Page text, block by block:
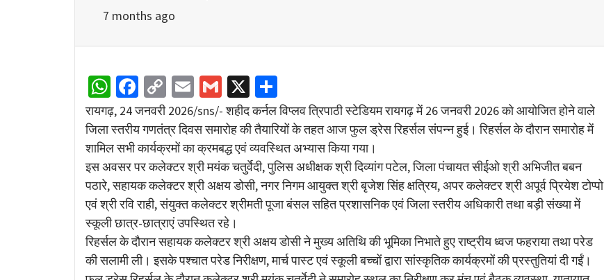
7 months ago
WhatsApp
Facebook
Copy
Link
EmailGmail
X
रायगढ़, 24 जनवरी 2026/sns/- शहीद कर्नल विप्लव त्रिपाठी स्टेडियम रायगढ़ में 26 जनवरी 2026 को आयोजित होने वाले
जिला स्तरीय गणतंत्र दिवस समारोह की तैयारियों के तहत आज फुल ड्रेस रिहर्सल संपन्न हुई। रिहर्सल के दौरान समारोह में
शामिल सभी कार्यक्रमों का क्रमबद्ध एवं व्यवस्थित अभ्यास किया गया।
इस अवसर पर कलेक्टर श्री मयंक चतुर्वेदी, पुलिस अधीक्षक श्री दिव्यांग पटेल, जिला पंचायत सीईओ श्री अभिजीत बबन
पठारे, सहायक कलेक्टर श्री अक्षय डोसी, नगर निगम आयुक्त श्री बृजेश सिंह क्षत्रिय, अपर कलेक्टर श्री अपूर्व प्रियेश टोप्पो
एवं श्री रवि राही, संयुक्त कलेक्टर श्रीमती पूजा बंसल सहित प्रशासनिक एवं जिला स्तरीय अधिकारी तथा बड़ी संख्या में
स्कूली छात्र-छात्राएं उपस्थित रहे।
रिहर्सल के दौरान सहायक कलेक्टर श्री अक्षय डोसी ने मुख्य अतिथि की भूमिका निभाते हुए राष्ट्रीय ध्वज फहराया तथा परेड
की सलामी ली। इसके पश्चात परेड निरीक्षण, मार्च पास्ट एवं स्कूली बच्चों द्वारा सांस्कृतिक कार्यक्रमों की प्रस्तुतियां दी गईं।